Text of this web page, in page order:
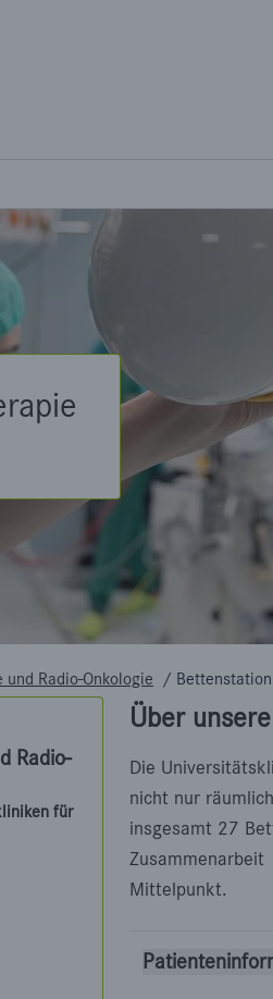
und Radio-Onkologie /
Radio-
für
Über
Die
nicht nur
insgesamt 27
Zusammenarbeit
Mittelpunkt.